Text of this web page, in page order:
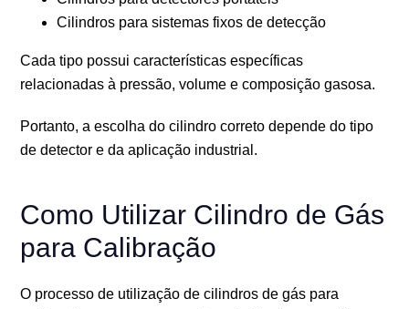
Cilindros para sistemas fixos de detecção
Cada tipo possui características específicas
relacionadas à pressão, volume e composição gasosa.
Portanto, a escolha do cilindro correto depende do tipo
de detector e da aplicação industrial.
Como Utilizar Cilindro de Gás
para Calibração
O processo de utilização de cilindros de gás para